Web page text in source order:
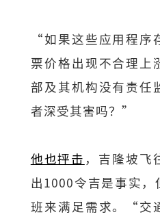
“如果这些应用程序
票价格出现不合理上
部及其机构没有责任
者深受其害吗？”
他也抨击 ，吉隆坡飞
出1000令吉是事实
班来满足需求。“交